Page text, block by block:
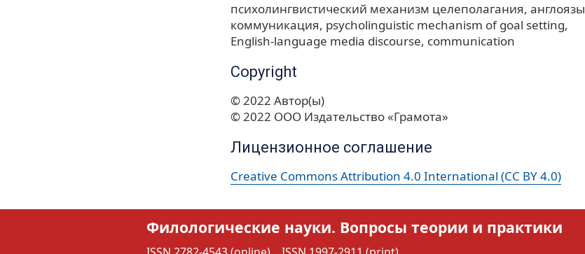
психолингвистический механизм целеполагания
коммуникация psycholinguistic mechanism of goal setting
English-language media discourse communication
Copyright
© 2022 Автор(ы)
© 2022 ООО Издательство «Грамота»
Лицензионное соглашение
Creative Commons Attribution 4.0 International (CC BY 4.0)
Филологические науки. Вопросы теории и практики